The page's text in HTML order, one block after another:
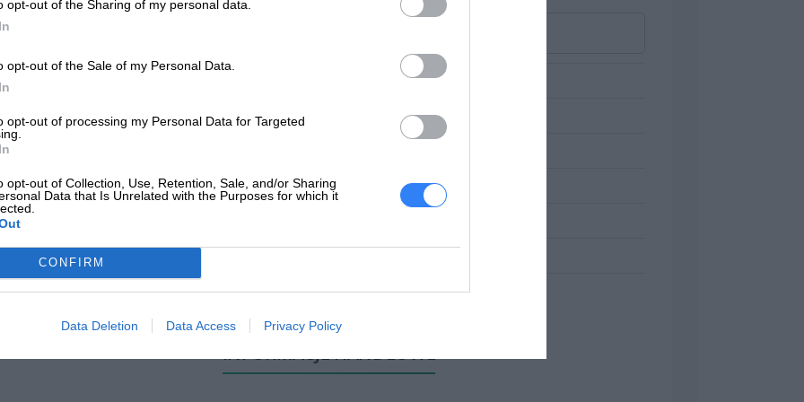
opt-out of the Sharing of my personal data.
opt-out of the Sale of my Personal Data.
opt-out of processing my Personal Data for Targeted
opt-out of Collection, Use, Retention, Sale, and/or Sharing
Data that Is Unrelated with the Purposes for which it
CONFIRM
Data Deletion Data Access Privacy Policy
wydajnościowych. Coraz więcej urządzeń HP jest wyposażonych w dyski SSD ze względu na ich szybkość i
Format szerokości 3,5'' (LFF)
Pojemność dysku 2 TB
Prędkość obrotowa
INFORMACJE HANDLOWE